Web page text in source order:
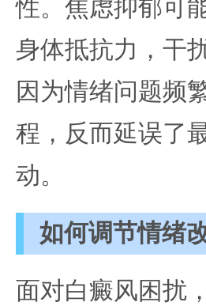
性。焦虑抑郁可
身体抵抗力，干
因为情绪问题频
程，反而延误了
动。
如何调节情绪
面对白癜风困扰